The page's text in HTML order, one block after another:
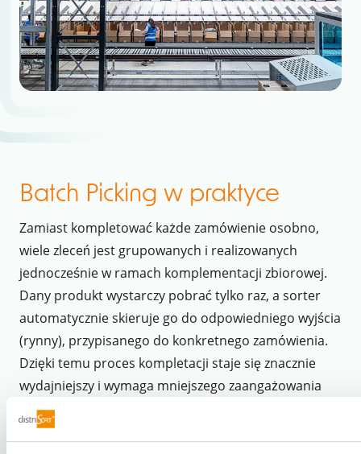
Batch Picking w praktyce
Zamiast kompletować każde zamówienie osobno,
wiele zleceń jest grupowanych i realizowanych
jednocześnie w ramach komplementacji zbiorowej.
Dany produkt wystarczy pobrać tylko raz, a sorter
automatycznie skieruje go do odpowiedniego wyjścia
(rynny), przypisanego do konkretnego zamówienia.
Dzięki temu proces kompletacji staje się znacznie
wydajniejszy i wymaga mniejszego zaangażowania
personelu. Niezależnie od tego, czy zamówienie
zawiera jeden produkt, czy kilkaset pozycji, system